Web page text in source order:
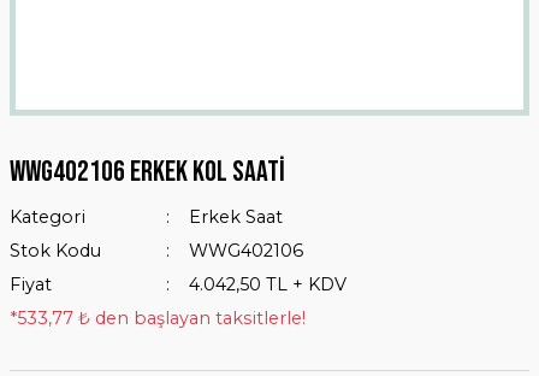
Wwg402106 Erkek Kol Saati
Kategori
Erkek Saat
Stok Kodu
WWG402106
Fiyat
4.042,50 TL + KDV
*533,77 ₺ den başlayan taksitlerle!